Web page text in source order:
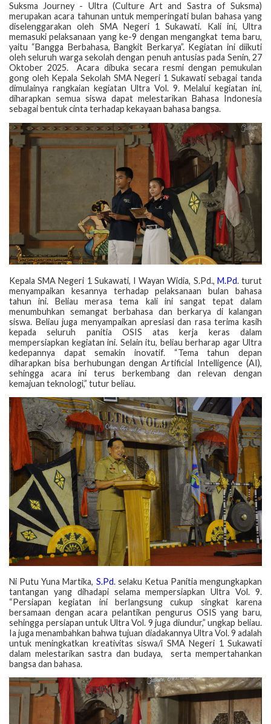
Suksma Journey - Ultra (Culture Art and Sastra of Suksma)
merupakan acara tahunan untuk memperingati bulan bahasa yang
diselenggarakan oleh SMA Negeri 1 Sukawati. Kali ini, Ultra
memasuki pelaksanaan yang ke-9 dengan mengangkat tema baru,
yaitu “Bangga Berbahasa, Bangkit Berkarya”. Kegiatan ini diikuti
oleh seluruh warga sekolah dengan penuh antusias pada Senin, 27
Oktober 2025. Acara dibuka secara resmi dengan pemukulan
gong oleh Kepala Sekolah SMA Negeri 1 Sukawati sebagai tanda
dimulainya rangkaian kegiatan Ultra Vol. 9. Melalui kegiatan ini,
diharapkan semua siswa dapat melestarikan Bahasa Indonesia
sebagai bentuk cinta terhadap kekayaan bahasa bangsa.
Kepala SMA Negeri 1 Sukawati, I Wayan Widia, S.Pd., M.Pd. turut
menyampaikan kesannya terhadap pelaksanaan bulan bahasa
tahun ini. Beliau merasa tema kali ini sangat tepat dalam
menumbuhkan semangat berbahasa dan berkarya di kalangan
siswa. Beliau juga menyampaikan apresiasi dan rasa terima kasih
kepada seluruh panitia OSIS atas kerja keras dalam
mempersiapkan kegiatan ini. Selain itu, beliau berharap agar Ultra
kedepannya dapat semakin inovatif. “Tema tahun depan
diharapkan bisa berhubungan dengan Artificial Intelligence (AI),
sehingga acara ini terus berkembang dan relevan dengan
kemajuan teknologi,” tutur beliau.
Ni Putu Yuna Martika, S.Pd. selaku Ketua Panitia mengungkapkan
tantangan yang dihadapi selama mempersiapkan Ultra Vol. 9.
“Persiapan kegiatan ini berlangsung cukup singkat karena
bersamaan dengan acara pelantikan pengurus OSIS yang baru,
sehingga persiapan untuk Ultra Vol. 9 juga diundur,” ungkap beliau.
Ia juga menambahkan bahwa tujuan diadakannya Ultra Vol. 9 adalah
untuk meningkatkan kreativitas siswa/i SMA Negeri 1 Sukawati
dalam melestarikan sastra dan budaya, serta mempertahankan
bangsa dan bahasa.